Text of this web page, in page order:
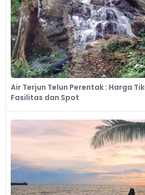
Air Terjun Telun Perentak : Harga
Fasilitas dan Spot